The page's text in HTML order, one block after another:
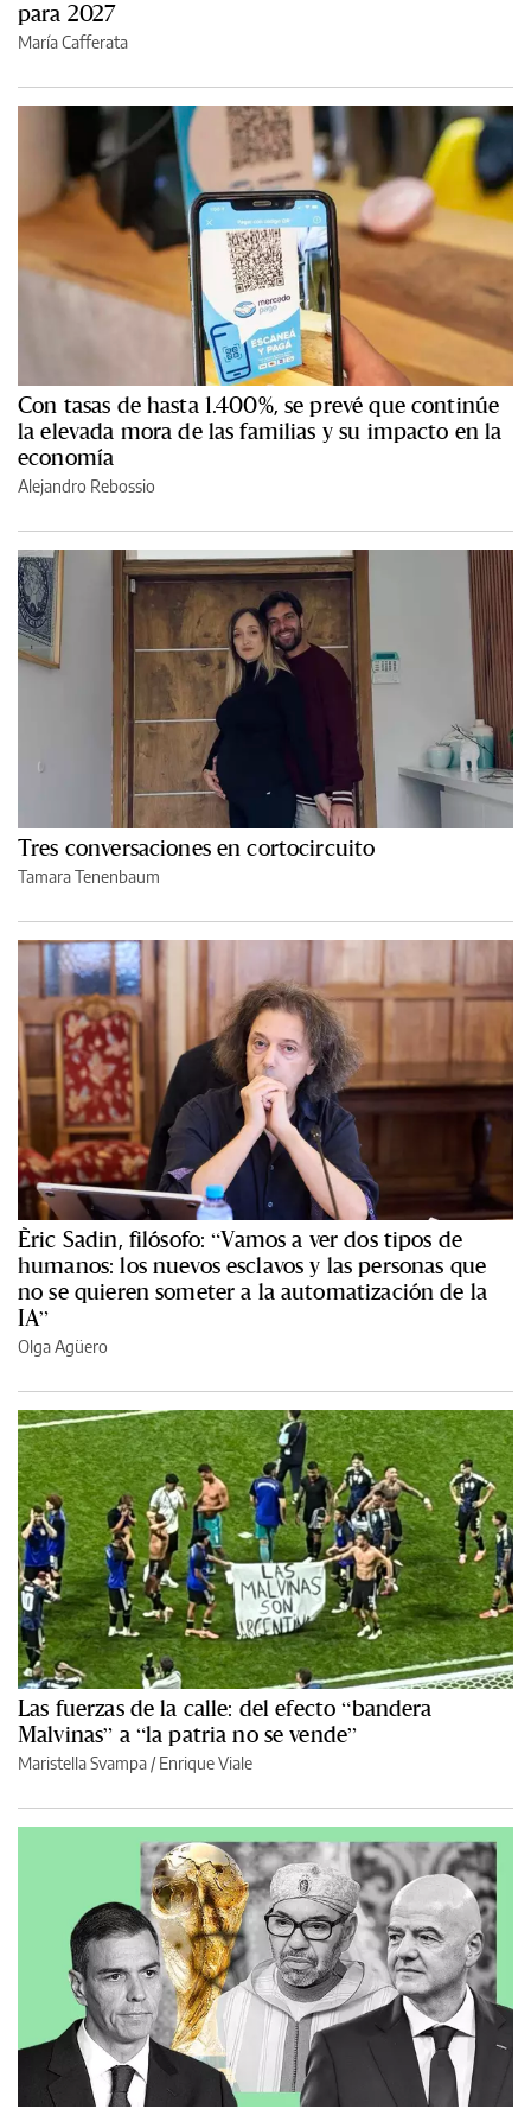
para 2027
María Cafferata
Con tasas de hasta 1.400%, se prevé que continúe
la elevada mora de las familias y su impacto en la
economía
Alejandro Rebossio
Tres conversaciones en cortocircuito
Tamara Tenenbaum
Èric Sadin, filósofo: “Vamos a ver dos tipos de
humanos: los nuevos esclavos y las personas que
no se quieren someter a la automatización de la
IA”
Olga Agüero
Las fuerzas de la calle: del efecto “bandera
Malvinas” a “la patria no se vende”
Maristella Svampa /Enrique Viale